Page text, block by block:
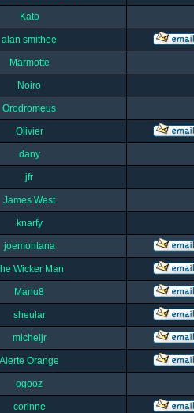
Kato
alan smithee
Marmotte
Noiro
Orodromeus
Olivier
dany
jfr
James West
knarfy
joemontana
Wicker Man
Manu8
sheular
micheljr
Alerte Orange
ogooz
corinne